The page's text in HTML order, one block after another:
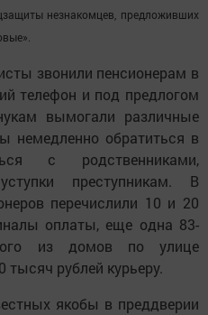
незнакомцев, предложивших
звонили пенсионерам в
телефон и под предлогом
вымогали различные
немедленно обратиться в
с родственниками,
преступникам. В
перечислили 10 и 20
оплаты, еще одна 83-
из домов по улице
тысяч рублей курьеру.
якобы в преддверии